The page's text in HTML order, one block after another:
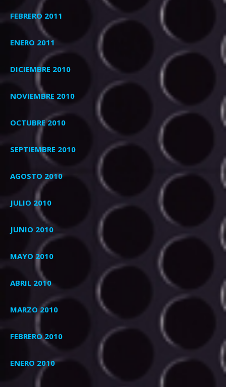
FEBRERO 2011
ENERO 2011
DICIEMBRE 2010
NOVIEMBRE 2010
OCTUBRE 2010
SEPTIEMBRE 2010
AGOSTO 2010
JULIO 2010
JUNIO 2010
MAYO 2010
ABRIL 2010
MARZO 2010
FEBRERO 2010
ENERO 2010